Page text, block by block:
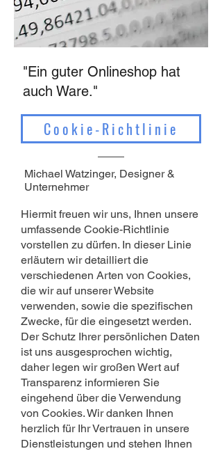
"Ein guter Onlineshop hat
auch Ware."
Cookie-Richtlinie
Michael Watzinger, Designer &
Unternehmer
Hiermit freuen wir uns, Ihnen unsere
umfassende Cookie-Richtlinie
vorstellen zu dürfen. In dieser Linie
erläutern wir detailliert die
verschiedenen Arten von Cookies,
die wir auf unserer Website
verwenden, sowie die spezifischen
Zwecke, für die eingesetzt werden.
Der Schutz Ihrer persönlichen Daten
ist uns ausgesprochen wichtig,
daher legen wir großen Wert auf
Transparenz informieren Sie
eingehend über die Verwendung
von Cookies. Wir danken Ihnen
herzlich für Ihr Vertrauen in unsere
Dienstleistungen und stehen Ihnen